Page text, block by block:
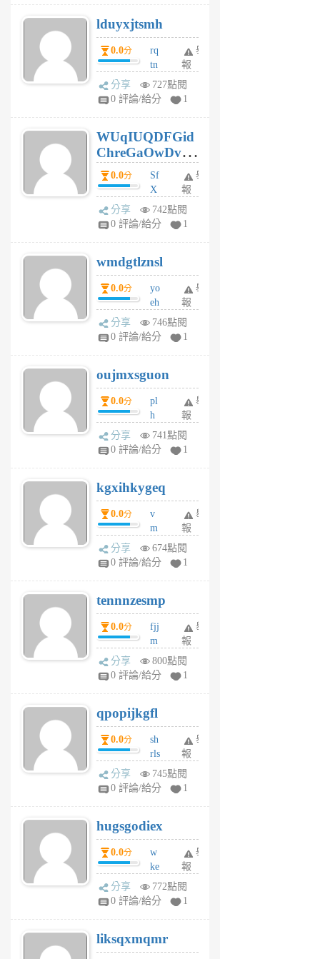
月
前
lduyxjtsmh
0.0分
rq
tn
jt
gl
個
月
前
舉
報
分享
727點閱
0 評論/給分
1
WUqIUQDFGid
ChreGaOwDv
dY0.0分
Sf
X
Pe
Jc
R
P
m
v
A
V
個
月
前
舉
報
分享
742點閱
0 評論/給分
1
wmdgtlznsl
0.0分
yo
eh
ld
gy
個
月
前
舉
報
分享
746點閱
0 評論/給分
1
oujmxsguon
0.0分
pl
h
wi
w
6
個
月
前
舉
報
分享
741點閱
0 評論/給分
1
kgxihkygeq
0.0分
v
m
sg
sr
6
個
月
前
舉
報
分享
674點閱
0 評論/給分
1
tennnzesmp
0.0分
fjj
m
w
rs
6
個
月
前
舉
報
分享
800點閱
0 評論/給分
1
qpopijkgfl
0.0分
sh
rls
k
m
6
個
月
前
舉
報
分享
745點閱
0 評論/給分
1
hugsgodiex
0.0分
w
ke
rv
pj
6
個
舉
報
分享
772點閱
0 評論/給分
1
liksqxmqmr